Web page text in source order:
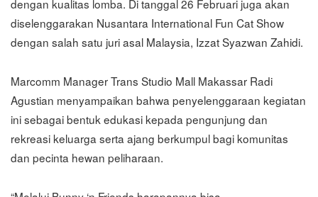
dengan kualitas lomba. Di tanggal 26 Februari juga akan
diselenggarakan Nusantara International Fun Cat Show
dengan salah satu juri asal Malaysia, Izzat Syazwan Zahidi.
Marcomm Manager Trans Studio Mall Makassar Radi
Agustian menyampaikan bahwa penyelenggaraan kegiatan
ini sebagai bentuk edukasi kepada pengunjung dan
rekreasi keluarga serta ajang berkumpul bagi komunitas
dan pecinta hewan peliharaan.